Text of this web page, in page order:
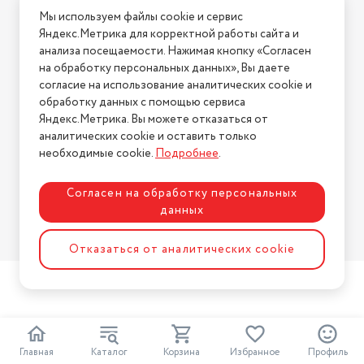
Главная Каталог Корзина Избранное Профиль
Условия возврата
Нашли ошибку на сайте? Напишите нам
2026 © Интернет-магазин "АстМаркет". У нас есть всё!
Политика конфиденциальности
Разработка сайтаASTDESIGN
Мы используем файлы cookie и сервис
Яндекс.Метрика для корректной работы сайта и
анализа посещаемости. Нажимая кнопку «Согласен
на обработку персональных данных», Вы даете
согласие на использование аналитических cookie и
обработку данных с помощью сервиса
Яндекс.Метрика. Вы можете отказаться от
аналитических cookie и оставить только
необходимые cookie.Подробнее.
Согласен на обработку персональных
данных
Отказаться от аналитических cookie